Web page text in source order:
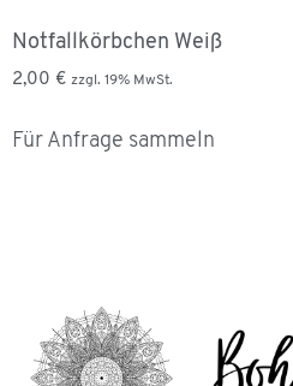
Notfallkörbchen Weiß
2,00 € zzgl. 19% MwSt.
Für Anfrage sammeln